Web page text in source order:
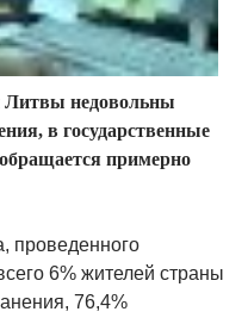
Литвы недовольны
в государственные
примерно
проведенного
6% жителей страны
76,4%